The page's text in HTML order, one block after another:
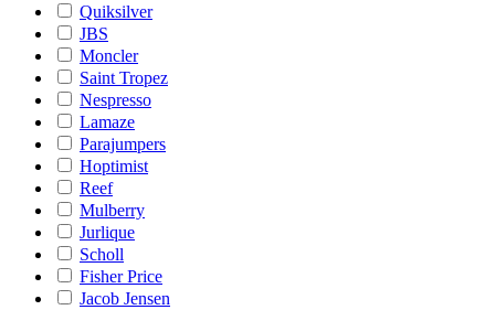
Quiksilver
JBS
Moncler
Saint Tropez
Nespresso
Lamaze
Parajumpers
Hoptimist
Reef
Mulberry
Jurlique
Scholl
Fisher Price
Jacob Jensen